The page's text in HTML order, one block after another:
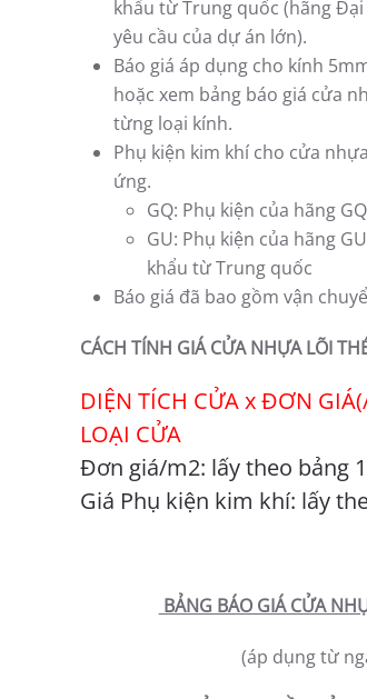
khẩu từ Trung quốc (hãng
yêu cầu của dự án lớn).
Báo giá áp dụng cho kính
hoặc xem bảng báo giá cửa
từng loại kính.
Phụ kiện kim khí cho cửa
ứng.
GQ: Phụ kiện của hãng
GU: Phụ kiện của hãng
khẩu từ Trung quốc
Báo giá đã bao gồm vận
CÁCH TÍNH GIÁ CỬA NHỰA LÕI
DIỆN TÍCH CỬA x ĐƠN
LOẠI CỬA
Đơn giá/m2: lấy theo bảng
Giá Phụ kiện kim khí: lấy
BẢNG BÁO GIÁ CỬA
(áp dụng từ